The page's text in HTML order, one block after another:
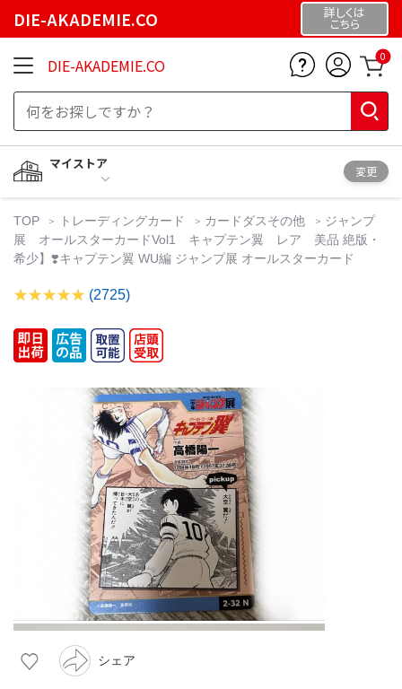
DIE-AKADEMIE.CO 詳しくは
こちら
DIE-AKADEMIE.CO 0
マイストア
変更
TOP トレーディングカード カードダスその他
ジャンプ
展 オールスターカードVol1 キャプテン翼 レア 美品 絶版・
希少】❣️キャプテン翼 WU編 ジャンプ展 オールスターカード
(2725)
シェア